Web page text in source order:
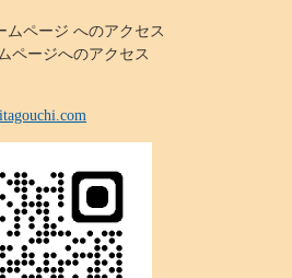
ホームページ へのアクセス
ージへのアクセス